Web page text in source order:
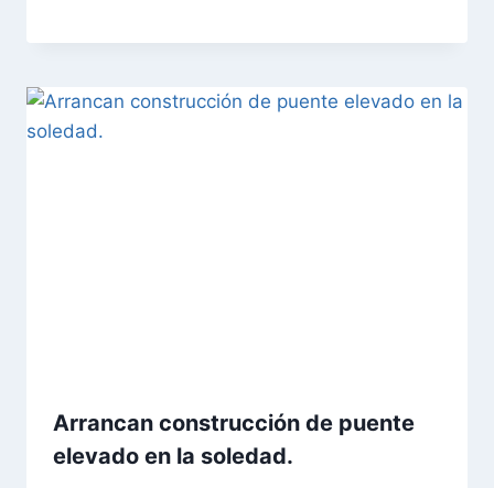
Arrancan construcción de puente
elevado en la soledad.